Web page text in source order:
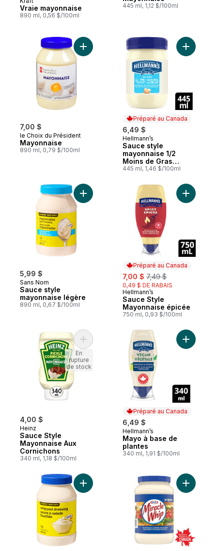
Nouveau
Vraie mayonnaise
890 ml, 0,56 $/100ml
445 ml, 1,12 $/100ml
7,00 $
le Choix du Président
Mayonnaise
890 ml, 0,79 $/100ml
Ajouter Mayonnaise au panier
Préparé au Canada
6,49 $
Préparé au Canada
Hellmann’s
Sauce style
mayonnaise 1/2
Moins de Gras
condiment sans
445 ml, 1,46 $/100ml
Ajouter
5,99 $
Sans Nom
Sauce style
mayonnaise légère
890 ml, 0,67 $/100ml
Ajouter Sauce style mayonnaise légère
Préparé au Canada
sale:
7,00 $ , formerly:
7,49 $
0,49 $ DE RABAIS
Préparé au Canada
Hellmann’s
Sauce Style
Mayonnaise épicée
750 ml, 0,93 $/100ml
Ajouter
4,00 $
Heinz
Sauce Style
Mayonnaise Aux
Cornichons
340 ml, 1,18 $/100ml
Ajouter Sauce Style Mayonnaise Aux
En
rupture
de stock
Préparé au Canada
6,49 $
Préparé au Canada
Hellmann’s
Mayo à base de
plantes
340 ml, 1,91 $/100ml
Ajouter
Ajouter Sauce à salade fouettée auAjouter